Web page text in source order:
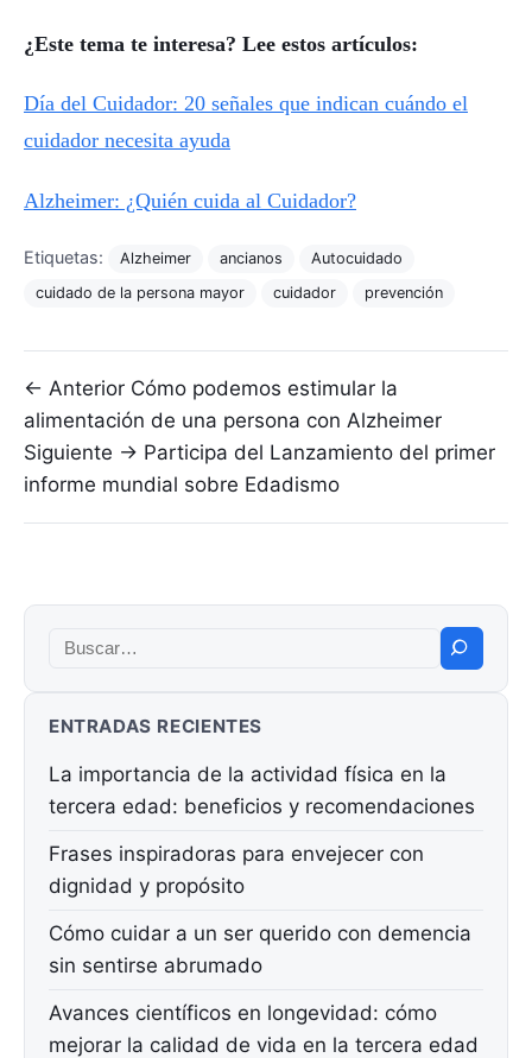
¿Este tema te interesa? Lee estos artículos:
Día del Cuidador: 20 señales que indican cuándo el
cuidador necesita ayuda
Alzheimer: ¿Quién cuida al Cuidador?
Etiquetas: Alzheimer ancianos
Autocuidado
cuidado de la persona mayor
cuidador prevención
Navegación de entradas
← Anterior Cómo podemos estimular la
alimentación de una persona con Alzheimer
Siguiente → Participa del Lanzamiento del primer
informe mundial sobre Edadismo
Buscar:
ENTRADAS RECIENTES
La importancia de la actividad física en la
tercera edad: beneficios y recomendaciones
Frases inspiradoras para envejecer con
dignidad y propósito
Cómo cuidar a un ser querido con demencia
sin sentirse abrumado
Avances científicos en longevidad: cómo
mejorar la calidad de vida en la tercera edad